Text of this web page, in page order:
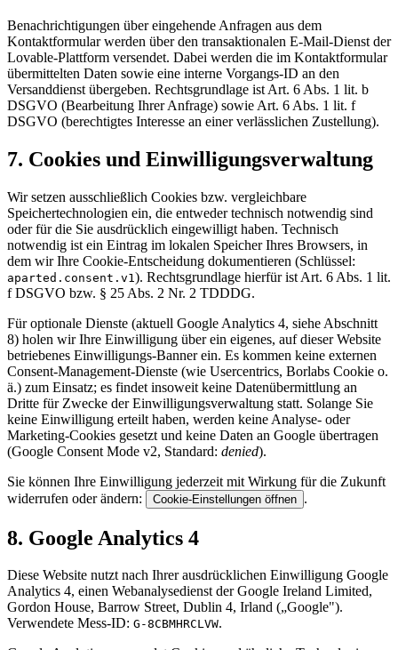
Benachrichtigungen über eingehende Anfragen aus dem
Kontaktformular werden über den transaktionalen E-Mail-Dienst der
Lovable-Plattform versendet. Dabei werden die im Kontaktformular
übermittelten Daten sowie eine interne Vorgangs-ID an den
Versanddienst übergeben. Rechtsgrundlage ist Art. 6 Abs. 1 lit. b
DSGVO (Bearbeitung Ihrer Anfrage) sowie Art. 6 Abs. 1 lit. f
DSGVO (berechtigtes Interesse an einer verlässlichen Zustellung).
7. Cookies und Einwilligungsverwaltung
Wir setzen ausschließlich Cookies bzw. vergleichbare
Speichertechnologien ein, die entweder technisch notwendig sind
oder für die Sie ausdrücklich eingewilligt haben. Technisch
notwendig ist ein Eintrag im lokalen Speicher Ihres Browsers, in
dem wir Ihre Cookie-Entscheidung dokumentieren (Schlüssel:
aparted.consent.v1 ). Rechtsgrundlage hierfür ist Art. 6 Abs. 1 lit.
f DSGVO bzw. § 25 Abs. 2 Nr. 2 TDDDG.
Für optionale Dienste (aktuell Google Analytics 4, siehe Abschnitt
8) holen wir Ihre Einwilligung über ein eigenes, auf dieser Website
betriebenes Einwilligungs-Banner ein. Es kommen keine externen
Consent-Management-Dienste (wie Usercentrics, Borlabs Cookie o.
ä.) zum Einsatz; es findet insoweit keine Datenübermittlung an
Dritte für Zwecke der Einwilligungsverwaltung statt. Solange Sie
keine Einwilligung erteilt haben, werden keine Analyse- oder
Marketing-Cookies gesetzt und keine Daten an Google übertragen
(Google Consent Mode v2, Standard: denied).
Sie können Ihre Einwilligung jederzeit mit Wirkung für die Zukunft
widerrufen oder ändern:
Cookie-Einstellungen öffnen .
8. Google Analytics 4
Diese Website nutzt nach Ihrer ausdrücklichen Einwilligung Google
Analytics 4, einen Webanalysedienst der Google Ireland Limited,
Gordon House, Barrow Street, Dublin 4, Irland („Google").
Verwendete Mess-ID: G-8CBMHRCLVW.